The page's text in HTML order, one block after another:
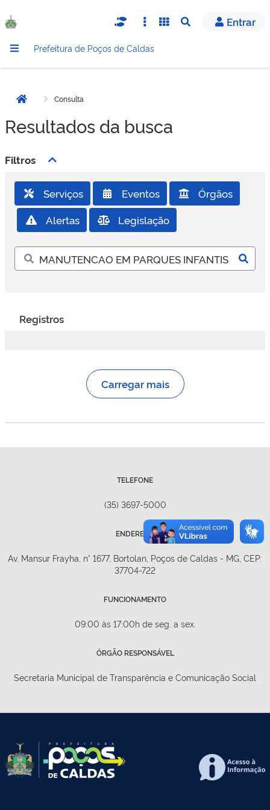
Abrir buscaEntrar
Prefeitura de Poços de Caldas
Página inicial
Consulta
Resultados da busca
Filtros
Serviços Eventos
Órgãos
Alertas
Legislação
Registros
Carregar mais
TELEFONE
(35) 3697-5000
ENDEREÇO
Av. Mansur Frayha, n° 1677, Bortolan, Poços de Caldas - MG, CEP:
37704-722
FUNCIONAMENTO
09:00 às 17:00h de seg. a sex.
ÓRGÃO RESPONSÁVEL
Secretaria Municipal de Transparência e Comunicação Social